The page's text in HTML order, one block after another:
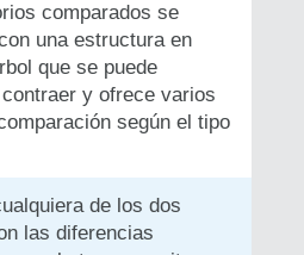
comparados se
una estructura en
que se puede
y ofrece varios
según el tipo
de los dos
las diferencias